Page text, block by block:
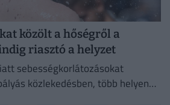
közölt a hőségről a
riasztó a helyzet
sebességkorlátozásokat
közlekedésben, több helyen